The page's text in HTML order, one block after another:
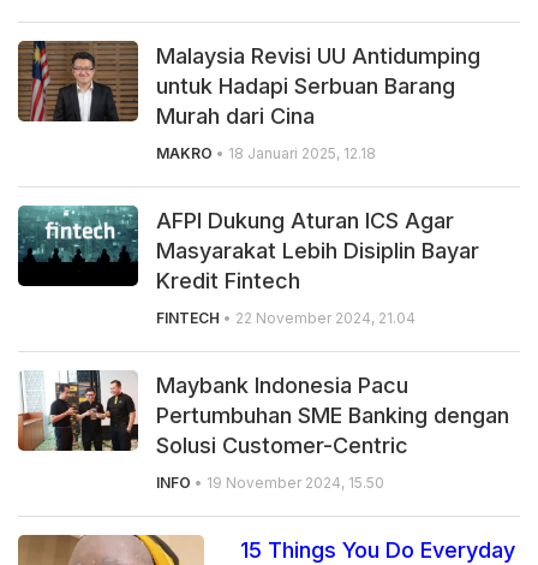
Malaysia Revisi UU Antidumping
untuk Hadapi Serbuan Barang
Murah dari Cina
MAKRO • 18 Januari 2025, 12.18
AFPI Dukung Aturan ICS Agar
Masyarakat Lebih Disiplin Bayar
Kredit Fintech
FINTECH • 22 November 2024, 21.04
Maybank Indonesia Pacu
Pertumbuhan SME Banking dengan
Solusi Customer-Centric
INFO • 19 November 2024, 15.50
15 Things You Do Everyday